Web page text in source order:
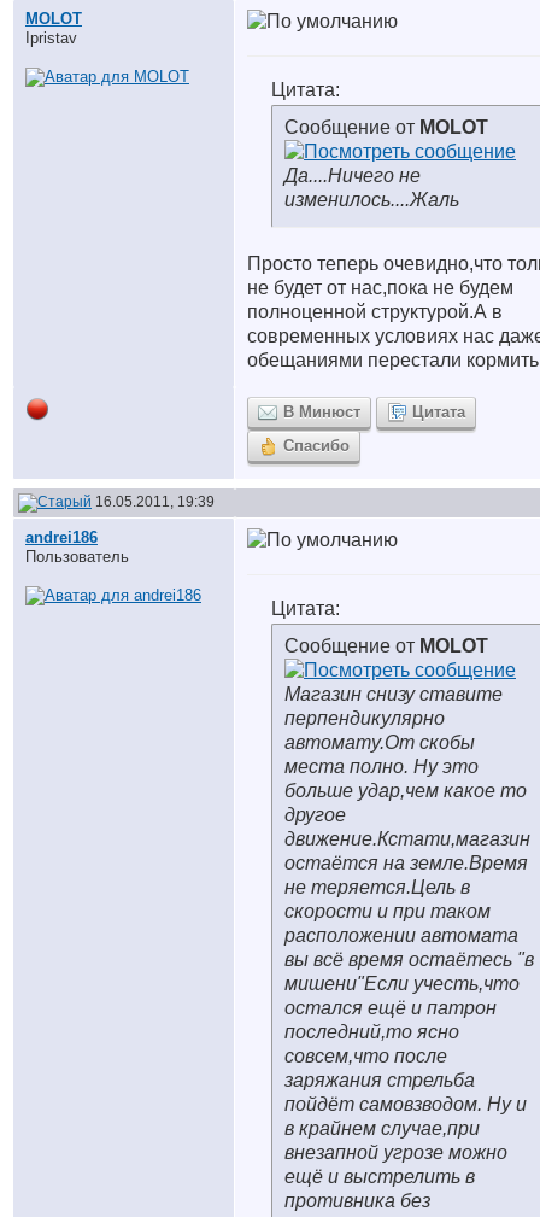
MOLOT
Ipristav
Цитата:
Сообщение от MOLOT
Да....Ничего не
изменилось....Жаль
Просто теперь очевидно,что
не будет от нас,пока не будем
полноценной структурой.А в
современных условиях нас
обещаниями перестали
В Минюст
Цитата
Спасибо
16.05.2011, 19:39
andrei186
Пользователь
Цитата:
Сообщение от MOLOT
Магазин снизу ставите
перпендикулярно
автомату.От скобы
места полно. Ну это
больше удар,чем какое то
другое
движение.Кстати,магазин
остаётся на земле.Время
не теряется.Цель в
скорости и при таком
расположении автомата
вы всё время остаётесь "в
мишени"Если учесть,что
остался ещё и патрон
последний,то ясно
совсем,что после
заряжания стрельба
пойдёт самовзводом. Ну и
в крайнем случае,при
внезапной угрозе можно
ещё и выстрелить в
противника без